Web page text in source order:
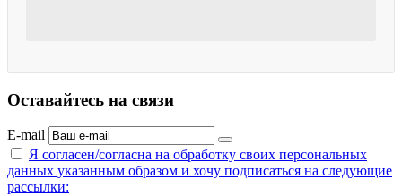
Оставайтесь на связи
E-mail
Я согласен/согласна на обработку своих персональных
данных указанным образом и хочу подписаться на следующие
рассылки: